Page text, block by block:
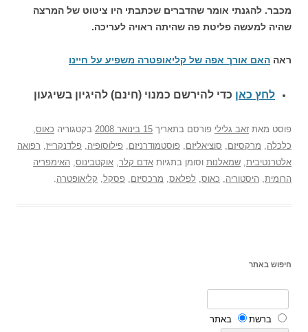
מכבר. להגנתי אומר שהדברים שכתבתי היו ציטוט של המרצה
שהיה למעשה פליטת פה שהיתה ראויה לעריכה.
ראה האם אורך אפה של קליאופטרה משפיע על חיינו
לחץ כאן כדי להירשם כמנוי (חינם) להיגיון בשיגעון
פוסט מאת זאב גלילי פורסם בתאריך 15 בינואר 2008 בקטגוריה כאוס
כלכלה
מרקסיזם סוציאליזם פוסטמודרניזם פילוסופיה פלדנקרייז רפואה
אלטרנטיבית שמאלנות וסומן בתגיות אדם קלר אוקטבינוס האימפריה
הרומית היסטוריה כאוס לפלאס מרכסיזם פסקל קליאופטרה
חיפוש באתר
ברשת באתר